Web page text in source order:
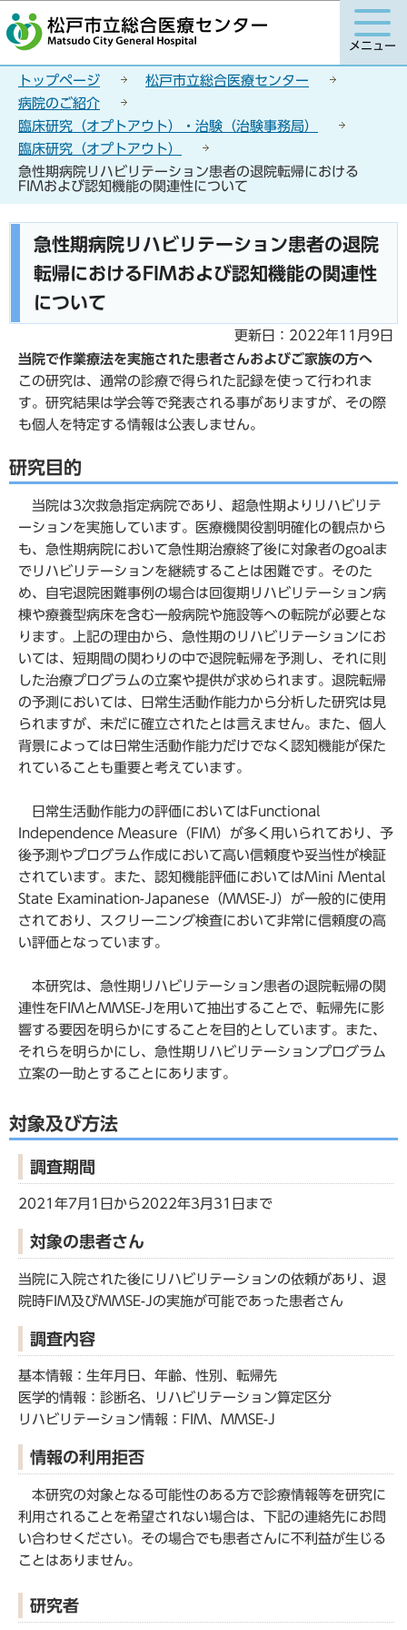
こ
の
す
メニュー
トップページ
松戸市立総合医療センター
病院のご紹介
臨床研究（オプトアウト）・治験（治験事務局）
臨床研究（オプトアウト）
急性期病院リハビリテーション患者の退院転帰における
FIMおよび認知機能の関連性について
か
急性期病院リハビリテーション患者の退院
転帰におけるFIMおよび認知機能の関連性
について
更新日：2022年11月9日
当院で作業療法を実施された患者さんおよびご家族の方へ
この研究は、通常の診療で得られた記録を使って行われま
す。研究結果は学会等で発表される事がありますが、その際
も個人を特定する情報は公表しません。
研究目的
当院は3次救急指定病院であり、超急性期よりリハビリテ
ーションを実施しています。医療機関役割明確化の観点から
も、急性期病院において急性期治療終了後に対象者のgoalま
でリハビリテーションを継続することは困難です。そのた
め、自宅退院困難事例の場合は回復期リハビリテーション病
棟や療養型病床を含む一般病院や施設等への転院が必要とな
ります。上記の理由から、急性期のリハビリテーションにお
いては、短期間の関わりの中で退院転帰を予測し、それに則
した治療プログラムの立案や提供が求められます。退院転帰
の予測においては、日常生活動作能力から分析した研究は見
られますが、未だに確立されたとは言えません。また、個人
背景によっては日常生活動作能力だけでなく認知機能が保た
れていることも重要と考えています。
日常生活動作能力の評価においてはFunctional
Independence Measure（FIM）が多く用いられており、予
後予測やプログラム作成において高い信頼度や妥当性が検証
されています。また、認知機能評価においてはMini Mental
State Examination-Japanese（MMSE-J）が一般的に使用
されており、スクリーニング検査において非常に信頼度の高
い評価となっています。
本研究は、急性期リハビリテーション患者の退院転帰の関
連性をFIMとMMSE-Jを用いて抽出することで、転帰先に影
響する要因を明らかにすることを目的としています。また、
それらを明らかにし、急性期リハビリテーションプログラム
立案の一助とすることにあります。
対象及び方法
調査期間
2021年7月1日から2022年3月31日まで
対象の患者さん
当院に入院された後にリハビリテーションの依頼があり、退
院時FIM及びMMSE-Jの実施が可能であった患者さん
調査内容
基本情報：生年月日、年齢、性別、転帰先
医学的情報：診断名、リハビリテーション算定区分
リハビリテーション情報：FIM、MMSE-J
情報の利用拒否
本研究の対象となる可能性のある方で診療情報等を研究に
利用されることを希望されない場合は、下記の連絡先にお問
い合わせください。その場合でも患者さんに不利益が生じる
ことはありません。
研究者